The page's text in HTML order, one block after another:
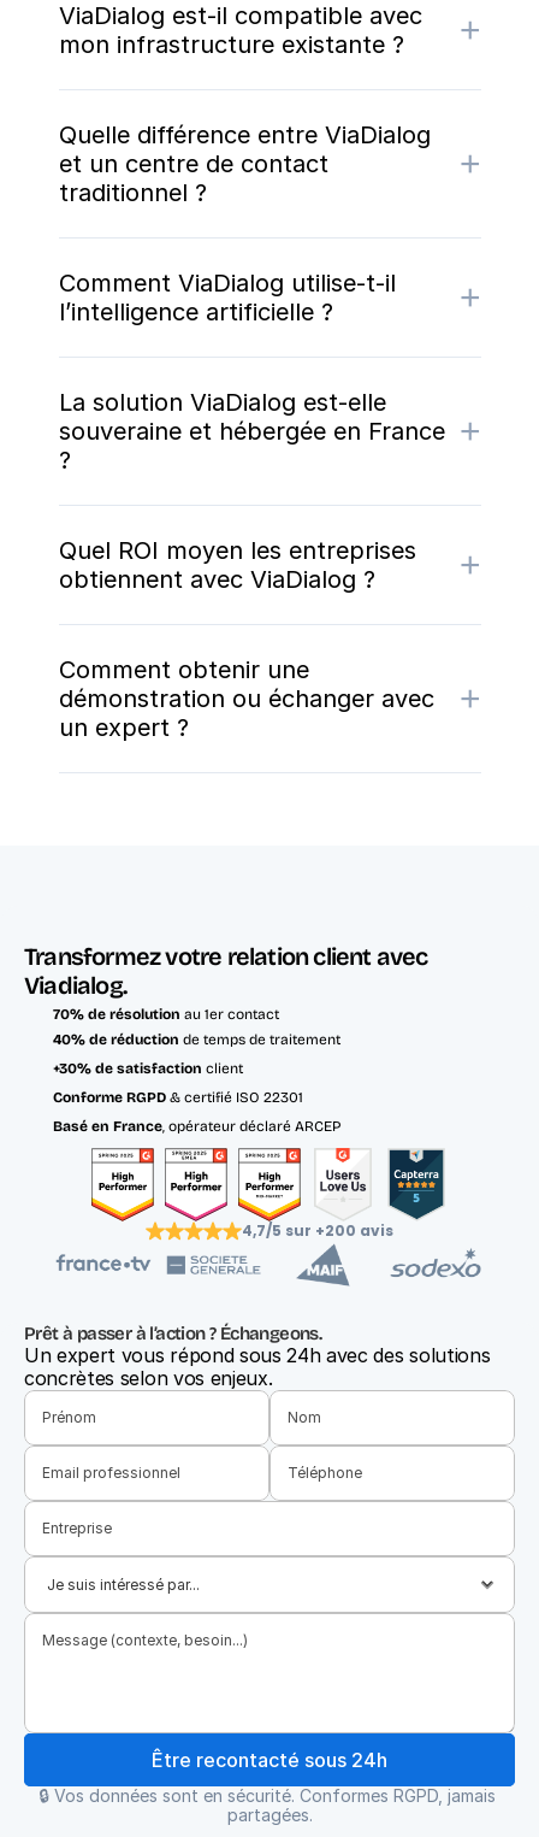
ViaDialog est-il compatible avec
mon infrastructure existante ?
+
Quelle différence entre ViaDialog
et un centre de contact
traditionnel ?
+
Comment ViaDialog utilise-t-il
l’intelligence artificielle ?
+
La solution ViaDialog est-elle
souveraine et hébergée en France
?
+
Quel ROI moyen les entreprises
obtiennent avec ViaDialog ?
+
Comment obtenir une
démonstration ou échanger avec
un expert ?
+
Transformez votre relation client avec
Viadialog.
70% de résolution au 1er contact
40% de réduction de temps de traitement
+30% de satisfaction client
Conforme RGPD & certifié ISO 22301
Basé en France, opérateur déclaré ARCEP
4,7/5 sur +200 avis
Prêt à passer à l’action ? Échangeons.
Un expert vous répond sous 24h avec des solutions
concrètes selon vos enjeux.
Être recontacté sous 24h
🔒 Vos données sont en sécurité. Conformes RGPD, jamais
partagées.